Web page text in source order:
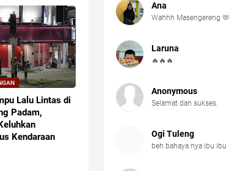
Lalu Lintas di
Padam,
Kendaraan
Ana
Wahhh Masengereng 🫶
Laruna
🔥🔥🔥
Anonymous
Selamat dan sukses.
Ogi Tuleng
beh bahaya nya ibu ibu